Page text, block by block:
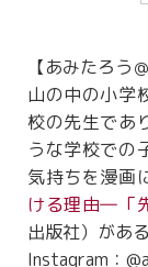
【あみたろう
山の中の小学
校の先生であ
うな学校での
気持ちを漫画
ける理由―「
出版社）がある
Instagram：